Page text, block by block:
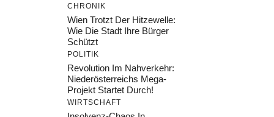
CHRONIK
Wien Trotzt Der Hitzewelle:
Wie Die Stadt Ihre Bürger
Schützt
POLITIK
Revolution Im Nahverkehr:
Niederösterreichs Mega-
Projekt Startet Durch!
WIRTSCHAFT